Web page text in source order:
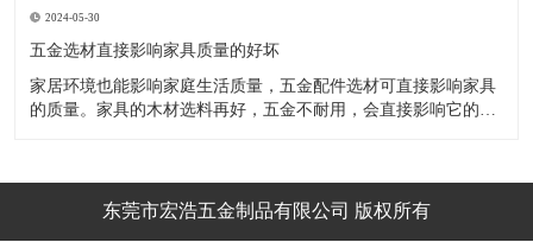
的改造创新，设计制造了一系列更加新颖、美观、更具时代潮流
的新
2024-05-30
五金选材直接影响家具质量的好坏
家居环境也能影响家庭生活质量，五金配件选材可直接影响家具
的质量。家具的木材选料再好，五金不耐用，会直接影响它的使
金、铝合金等。不同五金的加工工艺不同：钳工、表面涂覆处
理、焊接、机械加东莞市宏浩五金制品有限公司 版权所有